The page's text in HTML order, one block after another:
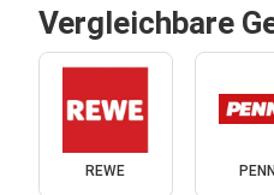
Vergleichbare
REWE